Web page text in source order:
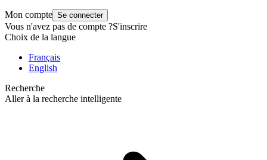
Mon compte Se connecter
Vous n'avez pas de compte ?S'inscrire
Choix de la langue
Français
English
Recherche
Aller à la recherche intelligente